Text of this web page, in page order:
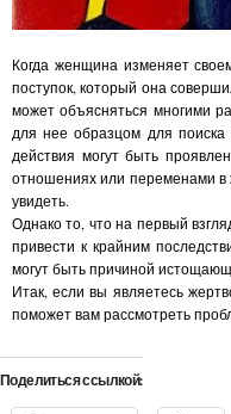
Когда женщина изменяет
поступок, который она
может объясняться многими
для нее образцом для
действия могут быть
отношениях или переменами в
увидеть.
Однако то, что на первый
привести к крайним
могут быть причиной
Итак, если вы являетесь
поможет вам рассмотреть
Поделиться ссылкой: